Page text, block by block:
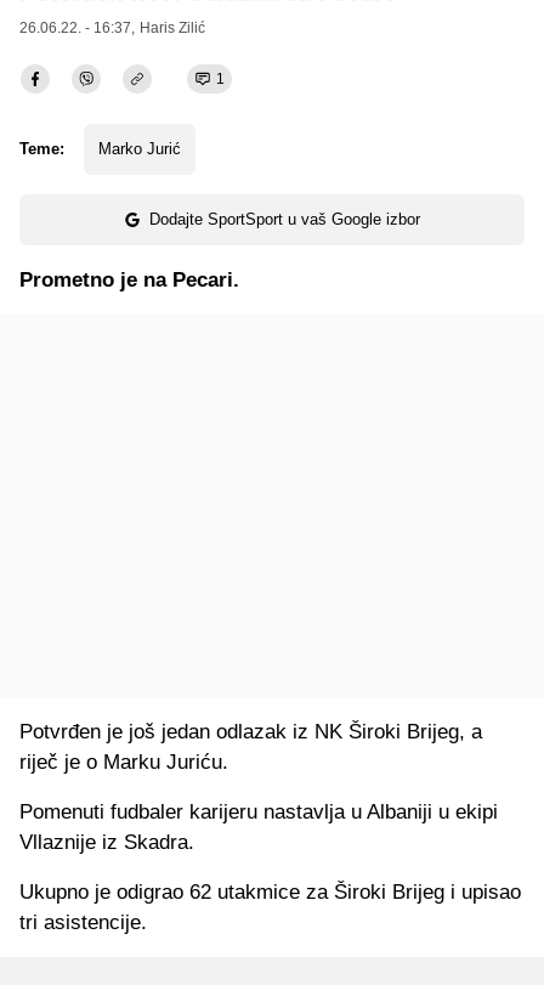
26.06.22. - 16:37, Haris Zilić
1
Teme: Marko Jurić
Dodajte SportSport u vaš Google izbor
Prometno je na Pecari.
Potvrđen je još jedan odlazak iz NK Široki Brijeg, a
riječ je o Marku Juriću.
Pomenuti fudbaler karijeru nastavlja u Albaniji u ekipi
Vllaznije iz Skadra.
Ukupno je odigrao 62 utakmice za Široki Brijeg i upisao
tri asistencije.